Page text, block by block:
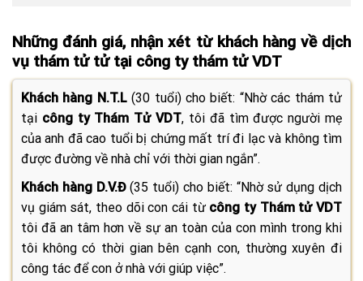
Những đánh giá, nhận xét từ khách hàng về dịch
vụ thám tử tử tại công ty thám tử VDT
Khách hàng N.T.L(30 tuổi) cho biết: “Nhờ các thám tử
tại công ty Thám Tử VDT, tôi đã tìm được người mẹ
của anh đã cao tuổi bị chứng mất trí đi lạc và không tìm
được đường về nhà chỉ với thời gian ngắn”.
Khách hàng D.V.Đ(35 tuổi) cho biết: “Nhờ sử dụng dịch
vụ giám sát, theo dõi con cái từ công ty Thám tử VDT
tôi đã an tâm hơn về sự an toàn của con mình trong khi
tôi không có thời gian bên cạnh con, thường xuyên đi
công tác để con ở nhà với giúp việc”.